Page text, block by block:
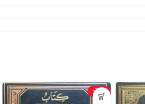
-20%